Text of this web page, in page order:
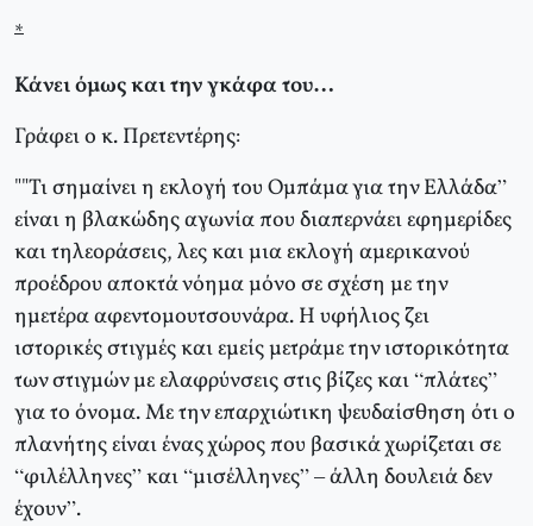
*
Κάνει όμως και την γκάφα του…
Γράφει ο κ. Πρετεντέρης:
""Τι σημαίνει η εκλογή του Ομπάμα για την Ελλάδα”
είναι η βλακώδης αγωνία που διαπερνάει εφημερίδες
και τηλεοράσεις, λες και μια εκλογή αμερικανού
προέδρου αποκτά νόημα μόνο σε σχέση με την
ημετέρα αφεντομουτσουνάρα. Η υφήλιος ζει
ιστορικές στιγμές και εμείς μετράμε την ιστορικότητα
των στιγμών με ελαφρύνσεις στις βίζες και “πλάτες”
για το όνομα. Με την επαρχιώτικη ψευδαίσθηση ότι ο
πλανήτης είναι ένας χώρος που βασικά χωρίζεται σε
“φιλέλληνες” και “μισέλληνες” – άλλη δουλειά δεν
έχουν”.